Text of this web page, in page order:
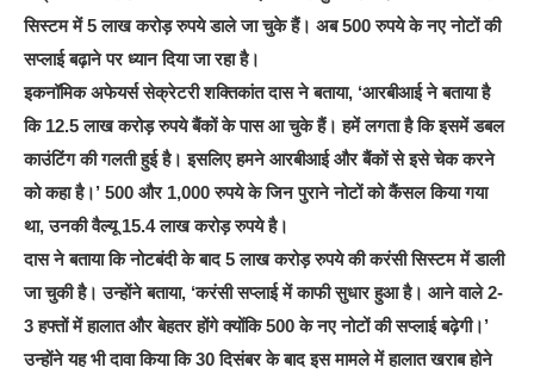
सिस्टम में 5 लाख करोड़ रुपये डाले जा चुके हैं। अब 500 रुपये के नए नोटों की
सप्लाई बढ़ाने पर ध्यान दिया जा रहा है।
इकनॉमिक अफेयर्स सेक्रेटरी शक्तिकांत दास ने बताया, ‘आरबीआई ने बताया है
कि 12.5 लाख करोड़ रुपये बैंकों के पास आ चुके हैं। हमें लगता है कि इसमें डबल
काउंटिंग की गलती हुई है। इसलिए हमने आरबीआई और बैंकों से इसे चेक करने
को कहा है।’ 500 और 1,000 रुपये के जिन पुराने नोटों को कैंसल किया गया
था, उनकी वैल्यू 15.4 लाख करोड़ रुपये है।
दास ने बताया कि नोटबंदी के बाद 5 लाख करोड़ रुपये की करंसी सिस्टम में डाली
जा चुकी है। उन्होंने बताया, ‘करंसी सप्लाई में काफी सुधार हुआ है। आने वाले 2-
3 हफ्तों में हालात और बेहतर होंगे क्योंकि 500 के नए नोटों की सप्लाई बढ़ेगी।’
उन्होंने यह भी दावा किया कि 30 दिसंबर के बाद इस मामले में हालात खराब होने